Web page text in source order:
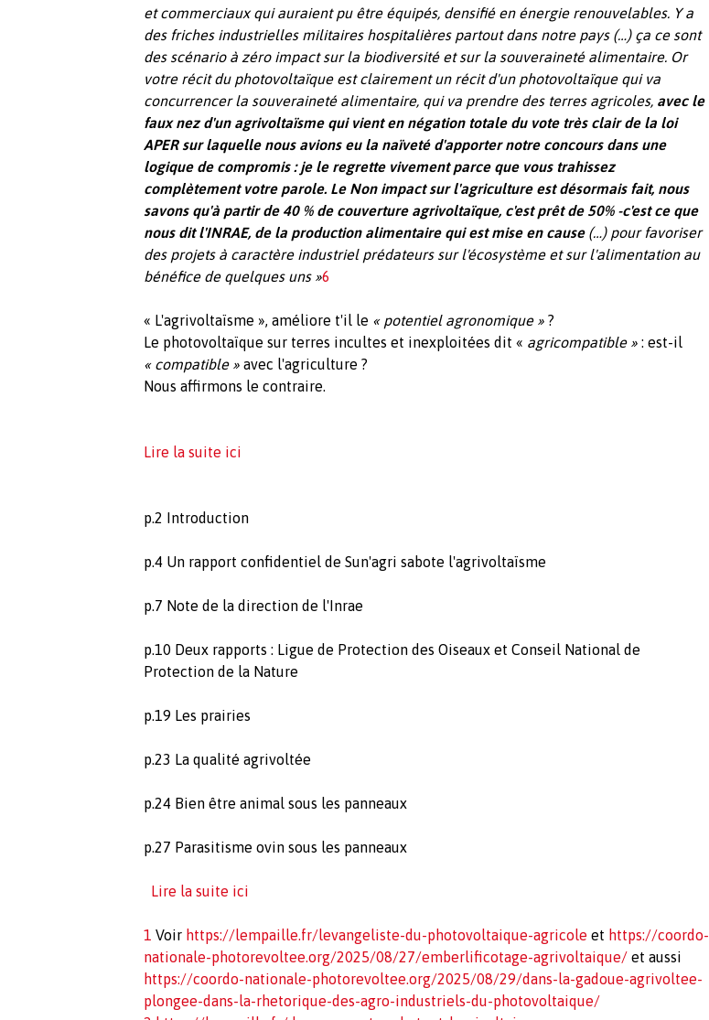
et commerciaux qui auraient pu être équipés, densifié en énergie renouvelables. Y a
des friches industrielles militaires hospitalières partout dans notre pays (…) ça ce sont
des scénario à zéro impact sur la biodiversité et sur la souveraineté alimentaire. Or
votre récit du photovoltaïque est clairement un récit d'un photovoltaïque qui va
concurrencer la souveraineté alimentaire, qui va prendre des terres agricoles, avec le
faux nez d'un agrivoltaïsme qui vient en négation totale du vote très clair de la loi
APER sur laquelle nous avions eu la naïveté d'apporter notre concours dans une
logique de compromis : je le regrette vivement parce que vous trahissez
complètement votre parole. Le Non impact sur l'agriculture est désormais fait, nous
savons qu'à partir de 40 % de couverture agrivoltaïque, c'est prêt de 50% -c'est ce que
nous dit l'INRAE, de la production alimentaire qui est mise en cause(…) pour favoriser
des projets à caractère industriel prédateurs sur l'écosystème et sur l'alimentation au
bénéfice de quelques uns »6
« L'agrivoltaïsme », améliore t'il le « potentiel agronomique » ?
Le photovoltaïque sur terres incultes et inexploitées dit « agricompatible » : est-il
«compatible » avec l'agriculture ?
Nous affirmons le contraire.
Lire la suite ici
p.2 Introduction
p.4 Un rapport confidentiel de Sun'agri sabote l'agrivoltaïsme
p.7 Note de la direction de l'Inrae
p.10 Deux rapports : Ligue de Protection des Oiseaux et Conseil National de
Protection de la Nature
p.19 Les prairies
p.23 La qualité agrivoltée
p.24 Bien être animal sous les panneaux
p.27 Parasitisme ovin sous les panneaux
Lire la suite ici
1 Voir https://lempaille.fr/levangeliste-du-photovoltaique-agricole et https://coordo-
nationale-photorevoltee.org/2025/08/27/emberlificotage-agrivoltaique/ et aussi
https://coordo-nationale-photorevoltee.org/2025/08/29/dans-la-gadoue-agrivoltee-
plongee-dans-la-rhetorique-des-agro-industriels-du-photovoltaique/